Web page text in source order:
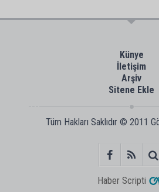
Künye
İletişim
Arşiv
Sitene Ekle
Tüm Hakları Saklıdır © 2011
Haber Scripti